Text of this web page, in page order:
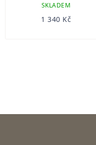
SKLADEM
1 340 Kč